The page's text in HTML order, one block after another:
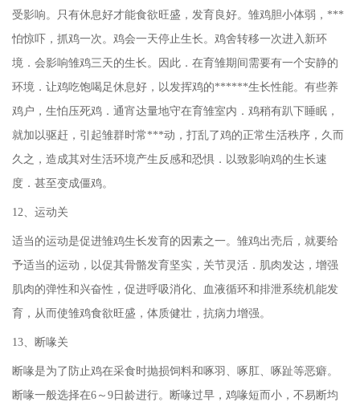
受影响。只有休息好才能食欲旺盛，发育良好。雏鸡胆小体弱，***
怕惊吓，抓鸡一次。鸡会一天停止生长。鸡舍转移一次进入新环
境．会影响雏鸡三天的生长。因此．在育雏期间需要有一个安静的
环境．让鸡吃饱喝足休息好，以发挥鸡的******生长性能。有些养
鸡户，生怕压死鸡．通宵达量地守在育雏室内．鸡稍有趴下睡眠，
就加以驱赶，引起雏群时常***动，打乱了鸡的正常生活秩序，久而
久之，造成其对生活环境产生反感和恐惧．以致影响鸡的生长速
度．甚至变成僵鸡。
12、运动关
适当的运动是促进雏鸡生长发育的因素之一。雏鸡出壳后，就要给
予适当的运动，以促其骨骼发育坚实，关节灵活．肌肉发达，增强
肌肉的弹性和兴奋性，促进呼吸消化、血液循环和排泄系统机能发
育，从而使雏鸡食欲旺盛，体质健壮，抗病力增强。
13、断喙关
断喙是为了防止鸡在采食时抛损饲料和啄羽、啄肛、啄趾等恶癖。
断喙一般选择在6～9日龄进行。断喙过早，鸡喙短而小，不易断均